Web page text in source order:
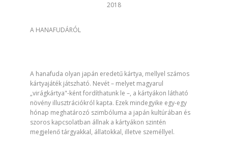
2018
A HANAFUDÁRÓL
A hanafuda olyan japán eredetű kártya, mellyel számos
kártyajáték játszható. Nevét – melyet magyarul
„virágkártya"-ként fordíthatunk le –, a kártyákon látható
növény illusztrációkról kapta. Ezek mindegyike egy-egy
hónap meghatározó szimbóluma a japán kultúrában és
szoros kapcsolatban állnak a kártyákon szintén
megjelenő tárgyakkal, állatokkal, illetve személlyel.